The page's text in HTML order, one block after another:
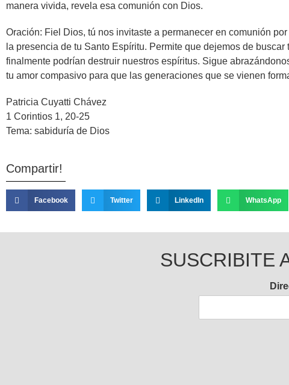
manera vivida, revela esa comunión con Dios.
Oración: Fiel Dios, tú nos invitaste a permanecer en comunión
la presencia de tu Santo Espíritu. Permite que dejemos de
finalmente podrían destruir nuestros espíritus. Sigue
tu amor compasivo para que las generaciones que se vienen
Patricia Cuyatti Chávez
1 Corintios 1, 20-25
Tema: sabiduría de Dios
Compartir!
Facebook Twitter LinkedIn WhatsApp
SUSCRIBITE